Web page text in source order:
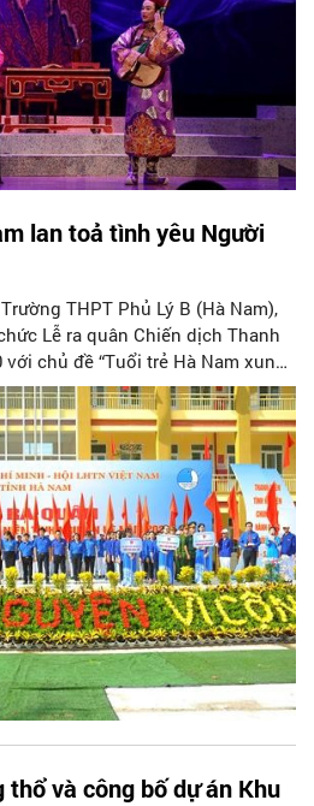
lan toả tình yêu Người
THPT Phủ Lý B (Hà Nam),
Lễ ra quân Chiến dịch Thanh
chủ đề “Tuổi trẻ Hà Nam xung
vì cộng đồng”. Sự kiện có sự
viên thanh niên, sinh viên tiêu
Đoàn viên, thanh niên trong toàn
động của Chương trình, báo
10 chiếc xe đạp trị giá 10 triệu
nghèo vươn lên vượt khó học
thổ và công bố dự án Khu